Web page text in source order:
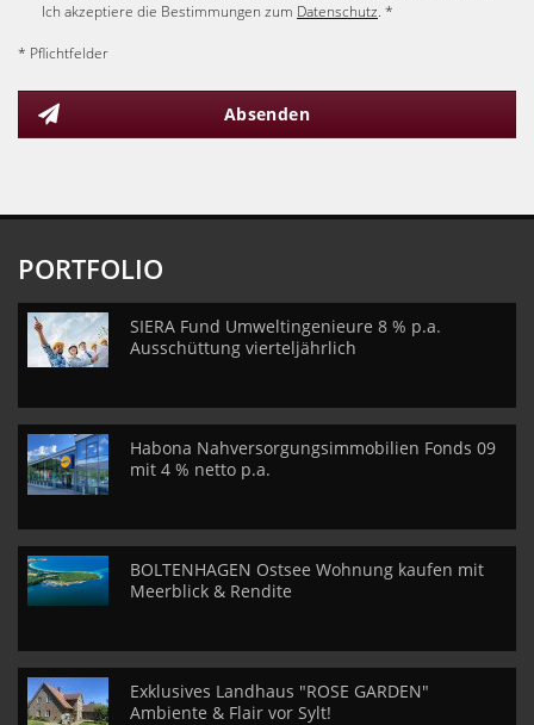
Ich akzeptiere die Bestimmungen zum Datenschutz. *
* Pflichtfelder
Absenden
PORTFOLIO
SIERA Fund Umweltingenieure 8 % p.a.
Ausschüttung vierteljährlich
Habona Nahversorgungsimmobilien Fonds 09
mit 4 % netto p.a.
BOLTENHAGEN Ostsee Wohnung kaufen mit
Meerblick & Rendite
Exklusives Landhaus "ROSE GARDEN"
Ambiente & Flair vor Sylt!